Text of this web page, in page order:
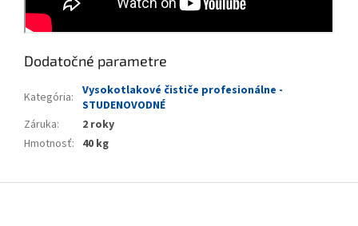
Dodatočné parametre
Kategória: Vysokotlakové čističe profesionálne -
STUDENOVODNÉ
Záruka:
2 roky
Hmotnosť: 40 kg